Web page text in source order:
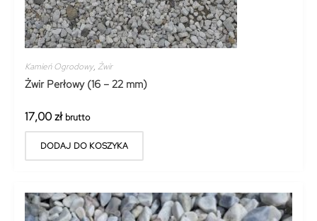
Kamień Ogrodowy, Żwir
Żwir Perłowy (16 – 22 mm)
17,00zł brutto
DODAJ DO KOSZYKA